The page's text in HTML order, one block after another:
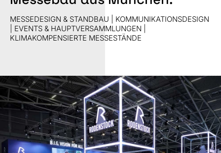
MESSEDESIGN & STANDBAU | KOMMUNIKATIONSDESIGN
| EVENTS & HAUPTVERSAMMLUNGEN |
KLIMAKOMPENSIERTE MESSESTÄNDE